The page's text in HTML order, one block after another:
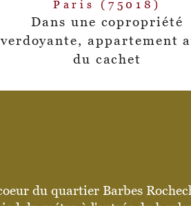
Paris (75018)
Dans une copropriété
verdoyante, appartement
du cachet
du quartier Barbes